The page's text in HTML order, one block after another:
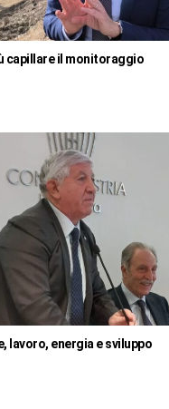
capillare il monitoraggio
lavoro, energia e sviluppo